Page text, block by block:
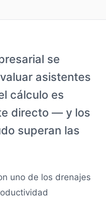
se
asistentes
cálculo es
directo — y los
superan las
uno de los drenajes